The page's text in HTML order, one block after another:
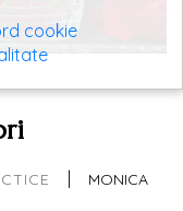
MONICA
cookie